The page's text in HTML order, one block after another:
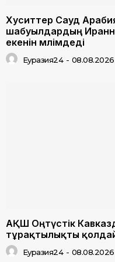
Хуситтер Сауд
шабуылдардың
екенін мәлімдеді
Еуразия24 - 08.08.2026
АҚШ Оңтүстік
тұрақтылықты
Еуразия24 - 08.08.2026